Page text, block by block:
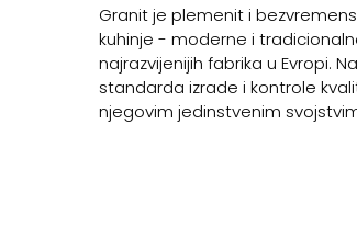
Granit je plemenit i
kuhinje - moderne i
najrazvijenijih fabrika u Evropi.
standarda izrade i kontrole
njegovim jedinstvenim